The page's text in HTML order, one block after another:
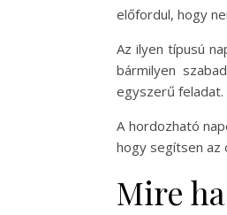
előfordul, hogy
Az ilyen típusú
bármilyen
egyszerű feladat.
A hordozható
hogy segítsen az
Mire